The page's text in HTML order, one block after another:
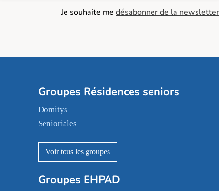
Je souhaite me désabonner de la newsletter
Groupes Résidences seniors
Domitys
Senioriales
Les Résidentiels
Ovelia
Mobicap
Groupes EHPAD